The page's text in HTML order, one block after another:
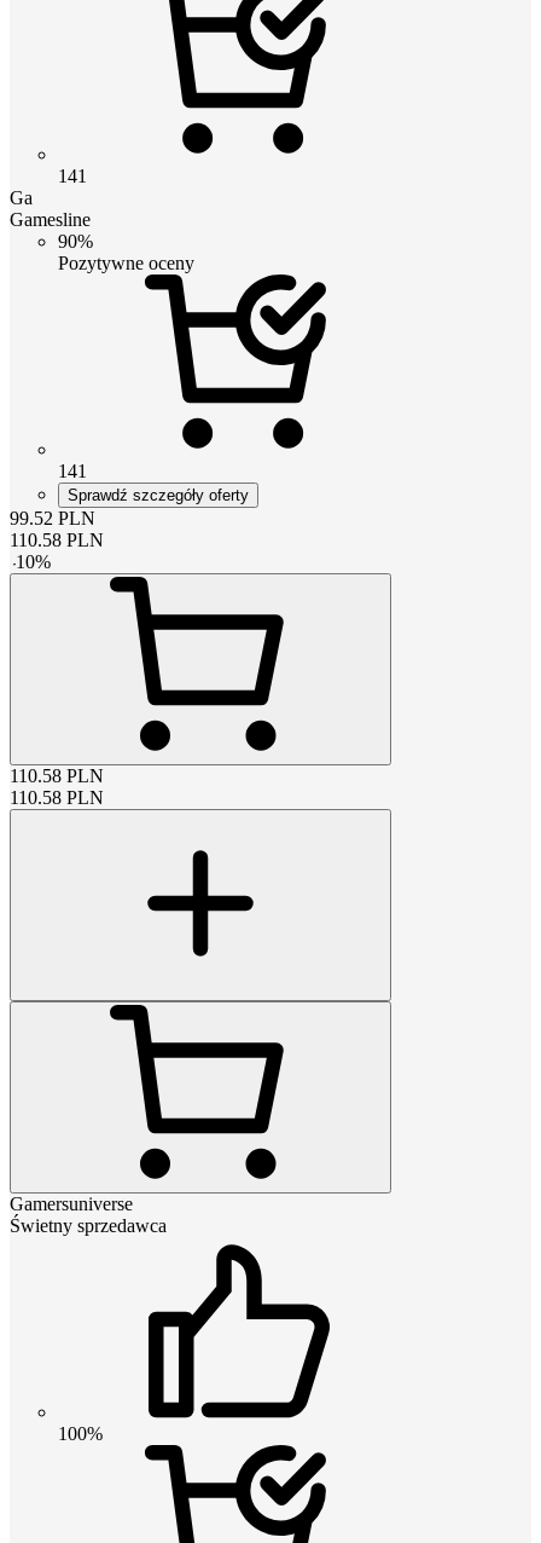
141
Ga
Gamesline
90%
Pozytywne oceny
141
Sprawdź szczegóły oferty
99.52 PLN
110.58 PLN
-10%
110.58 PLN
110.58 PLN
Gamersuniverse
Świetny sprzedawca
100%